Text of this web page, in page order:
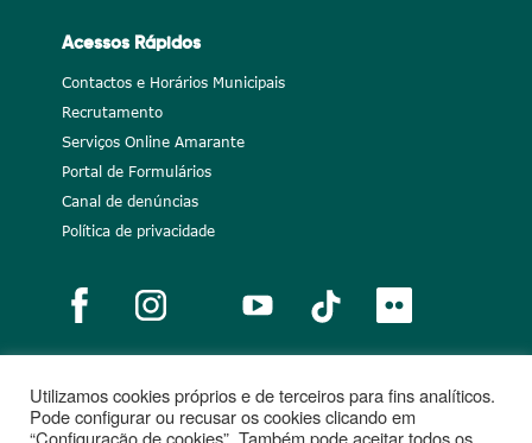
Acessos Rápidos
Contactos e Horários Municipais
Recrutamento
Serviços Online Amarante
Portal de Formulários
Canal de denúncias
Política de privacidade
Notícias Recrutamento Portugal 2020
União Europeia
Utilizamos cookies próprios e de terceiros para fins analíticos.
Pode configurar ou recusar os cookies clicando em
“Configuração de cookies”. Também pode aceitar todos os